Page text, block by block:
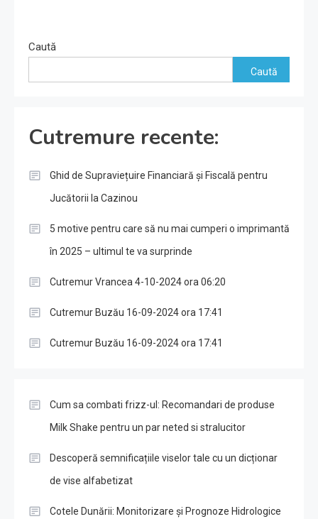
Caută
Caută
Cutremure recente:
Ghid de Supraviețuire Financiară și Fiscală pentru
Jucătorii la Cazinou
5 motive pentru care să nu mai cumperi o imprimantă
în 2025 – ultimul te va surprinde
Cutremur Vrancea 4-10-2024 ora 06:20
Cutremur Buzău 16-09-2024 ora 17:41
Cutremur Buzău 16-09-2024 ora 17:41
Cum sa combati frizz-ul: Recomandari de produse
Milk Shake pentru un par neted si stralucitor
Descoperă semnificațiile viselor tale cu un dicționar
de vise alfabetizat
Cotele Dunării: Monitorizare și Prognoze Hidrologice